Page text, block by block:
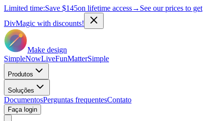
Limited time:Save $145on lifetime access→ See our prices to get
DivMagic with discounts!
Make design
SimpleNowLiveFunMatterSimple
Produtos
Soluções
DocumentosPerguntas frequentesContato
Faça login